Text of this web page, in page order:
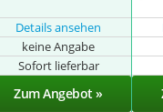
Details ansehen
keine Angabe
Sofort lieferbar
Zum Angebot »